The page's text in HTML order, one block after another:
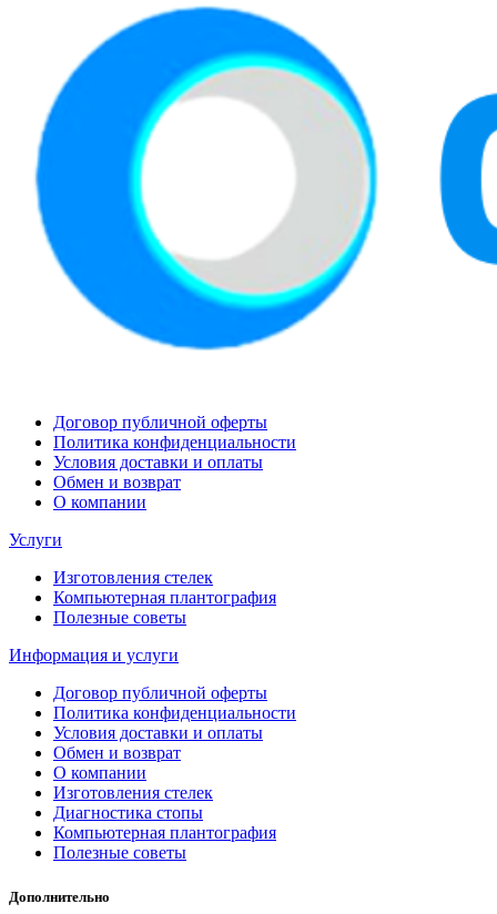
Договор публичной оферты
Политика конфиденциальности
Условия доставки и оплаты
Обмен и возврат
О компании
Услуги
Изготовления стелек
Компьютерная плантография
Полезные советы
Информация и услуги
Договор публичной оферты
Политика конфиденциальности
Условия доставки и оплаты
Обмен и возврат
О компании
Изготовления стелек
Диагностика стопы
Компьютерная плантография
Полезные советы
Дополнительно